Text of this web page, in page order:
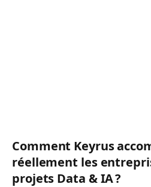
Comment Keyrus
réellement les
projets Data & IA ?